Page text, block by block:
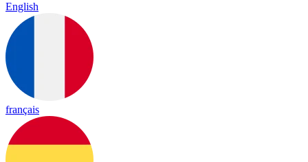
English
français